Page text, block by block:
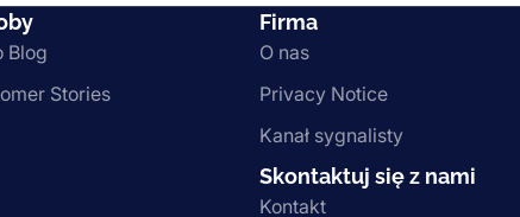
Blog
Stories
Firma
O nas
Privacy Notice
Kanał sygnalisty
Skontaktuj się z nami
Kontakt